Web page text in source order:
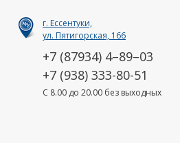
г. Ессентуки,
ул. Пятигорская, 166
+7 (87934) 4–89–03
+7 (938) 333-80-51
C 8.00 до 20.00 без выходных